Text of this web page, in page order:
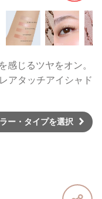
感じるツヤをオン。
アタッチアイシャド
ー・タイプを選択